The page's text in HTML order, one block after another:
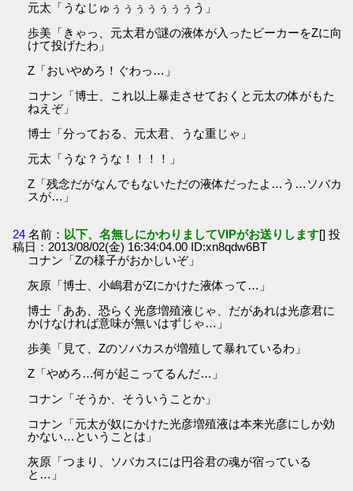
元太「うなじゅぅぅぅぅぅぅぅう」
歩美「きゃっ、元太君が謎の液体が入ったビーカーをZに向
けて投げたわ」
Z「おいやめろ！ぐわっ…」
コナン「博士、これ以上暴走させておくと元太の体がもた
ねえぞ」
博士「分っておる、元太君、うな重じゃ」
元太「うな？うな！！！！」
Z「残念だがなんでもないただの液体だったよ…う…ソバカ
スが…」
24 名前： 以下、名無しにかわりましてVIPがお送りします[] 投
稿日：2013/08/02(金) 16:34:04.00 ID:xn8qdw6BT
コナン「Zの様子がおかしいぞ」
灰原「博士、小嶋君がZにかけた液体って…」
博士「ああ、恐らく光彦増殖液じゃ、だがあれは光彦君に
かけなければ意味が無いはずじゃ…」
歩美「見て、Zのソバカスが増殖して暴れているわ」
Z「やめろ…何が起こってるんだ…」
コナン「そうか、そういうことか」
コナン「元太が奴にかけた光彦増殖液は本来光彦にしか効
かない…ということは」
灰原「つまり、ソバカスには円谷君の魂が宿っている
と…」